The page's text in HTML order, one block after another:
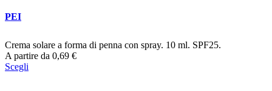
PEI
Crema solare a forma di penna con spray. 10 ml. SPF25.
A partire da 0,69 €
Scegli